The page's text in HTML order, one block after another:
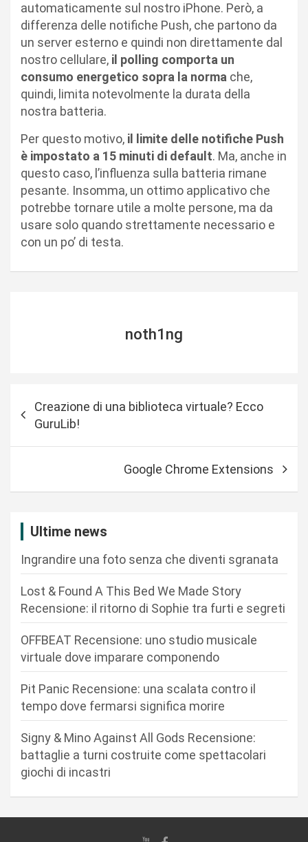
automaticamente sul nostro iPhone. Però, a
differenza delle notifiche Push, che partono da
un server esterno e quindi non direttamente dal
nostro cellulare, il polling comporta un
consumo energetico sopra la norma che,
quindi, limita notevolmente la durata della
nostra batteria.
Per questo motivo, il limite delle notifiche Push
è impostato a 15 minuti di default. Ma, anche in
questo caso, l’influenza sulla batteria rimane
pesante. Insomma, un ottimo applicativo che
potrebbe tornare utile a molte persone, ma da
usare solo quando strettamente necessario e
con un po’ di testa.
noth1ng
i
Creazione di una biblioteca virtuale? Ecco
GuruLib!
Google Chrome Extensions
Ultime news
Ingrandire una foto senza che diventi sgranata
Lost & Found A This Bed We Made Story
Recensione: il ritorno di Sophie tra furti e segreti
OFFBEAT Recensione: uno studio musicale
virtuale dove imparare componendo
Pit Panic Recensione: una scalata contro il
tempo dove fermarsi significa morire
Signy & Mino Against All Gods Recensione:
battaglie a turni costruite come spettacolari
giochi di incastri